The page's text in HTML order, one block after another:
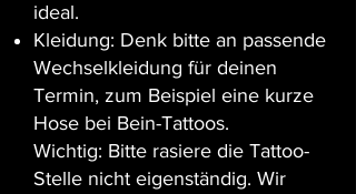
ideal.
Kleidung: Denk bitte an passende
Wechselkleidung für deinen
Termin, zum Beispiel eine kurze
Hose bei Bein-Tattoos.
Wichtig: Bitte rasiere die Tattoo-
Stelle nicht eigenständig. Wir